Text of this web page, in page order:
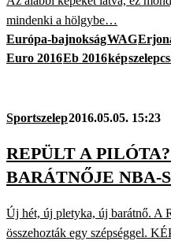
mindenki a hölgybe…
Európa-bajnokságWAG
Euro 2016Eb 2016kép
Sportszelep2016.05.05. 15:23
REPÜLT A
BARÁTNŐJE NBA-
Új hét, új pletyka, új barátnő. A
összehozták egy szépséggel.